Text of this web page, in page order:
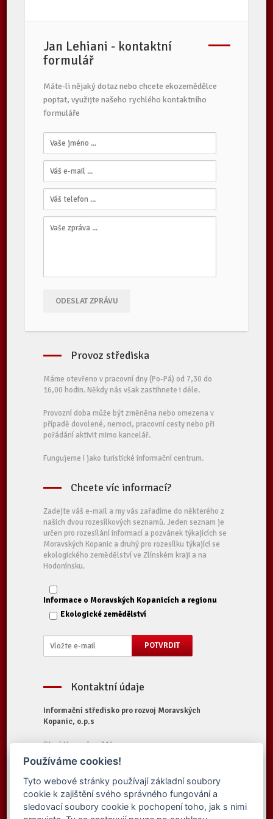
Jan Lehiani - kontaktní
formulář
Máte-li nějaký dotaz nebo chcete ekozemědělce
poptat, využijte našeho rychlého kontaktního
formuláře
ODESLAT ZPRÁVU
Provoz střediska
Máme otevřeno v pracovní dny (Po-Pá) od 7,30 do
16,00 hodin. Někdy nás však zastihnete i déle.
Provozní doba může být změněna nebo omezena v
případě dovolené, nemoci, pracovní cesty nebo při
pořádání aktivit mimo kancelář.
Fungujeme i jako turistické informační centrum.
Chcete víc informací?
Zadejte váš e-mail a my vás zařadíme do některého z
našich dvou rozesílkových seznamů. Jeden seznam je
určen pro rozesílání informací a pozvánek týkajících se
Moravských Kopanic a druhý pro rozesílku týkající se
ekologického zemědělství ve Zlínském kraji a na
Hodonínsku.
Informace o Moravských Kopanicích a regionu
Ekologické zemědělství
Kontaktní údaje
Informační středisko pro rozvoj Moravských
Kopanic, o.p.s
Starý Hrozenkov 314
687 74 Starý Hrozenkov
Tel.:+420 572 696 323
E-mail:
iskopanice@iskopanice.cz
Web:https://www.iskopanice.cz
Používáme cookies!
Tyto webové stránky používají základní soubory
cookie k zajištění svého správného fungování a
sledovací soubory cookie k pochopení toho, jak s nimi